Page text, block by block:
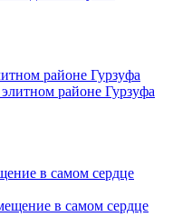
районе Гурзуфа
в самом сердце